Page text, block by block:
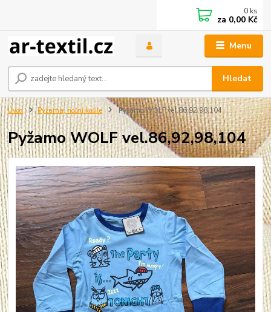
Menu
Hledat
0 ks
za 0,00 Kč
Úvod Pyžama, noční košile Pyžamo WOLF vel.86,92,98,104
Pyžamo WOLF vel.86,92,98,104